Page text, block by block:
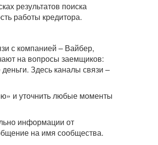
результатов поиска
работы кредитора.
с компанией – Вайбер,
на вопросы заемщиков:
Здесь каналы связи –
и уточнить любые моменты
информации от
на имя сообщества.